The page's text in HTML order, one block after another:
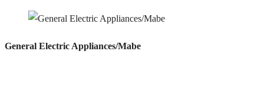
General Electric Appliances/Mabe